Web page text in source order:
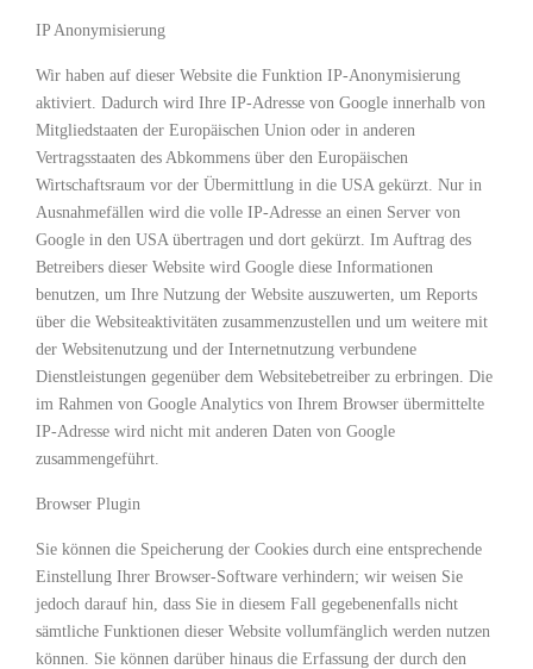
IP Anonymisierung
Wir haben auf dieser Website die Funktion IP-Anonymisierung
aktiviert. Dadurch wird Ihre IP-Adresse von Google innerhalb von
Mitgliedstaaten der Europäischen Union oder in anderen
Vertragsstaaten des Abkommens über den Europäischen
Wirtschaftsraum vor der Übermittlung in die USA gekürzt. Nur in
Ausnahmefällen wird die volle IP-Adresse an einen Server von
Google in den USA übertragen und dort gekürzt. Im Auftrag des
Betreibers dieser Website wird Google diese Informationen
benutzen, um Ihre Nutzung der Website auszuwerten, um Reports
über die Websiteaktivitäten zusammenzustellen und um weitere mit
der Websitenutzung und der Internetnutzung verbundene
Dienstleistungen gegenüber dem Websitebetreiber zu erbringen. Die
im Rahmen von Google Analytics von Ihrem Browser übermittelte
IP-Adresse wird nicht mit anderen Daten von Google
zusammengeführt.
Browser Plugin
Sie können die Speicherung der Cookies durch eine entsprechende
Einstellung Ihrer Browser-Software verhindern; wir weisen Sie
jedoch darauf hin, dass Sie in diesem Fall gegebenenfalls nicht
sämtliche Funktionen dieser Website vollumfänglich werden nutzen
können. Sie können darüber hinaus die Erfassung der durch den